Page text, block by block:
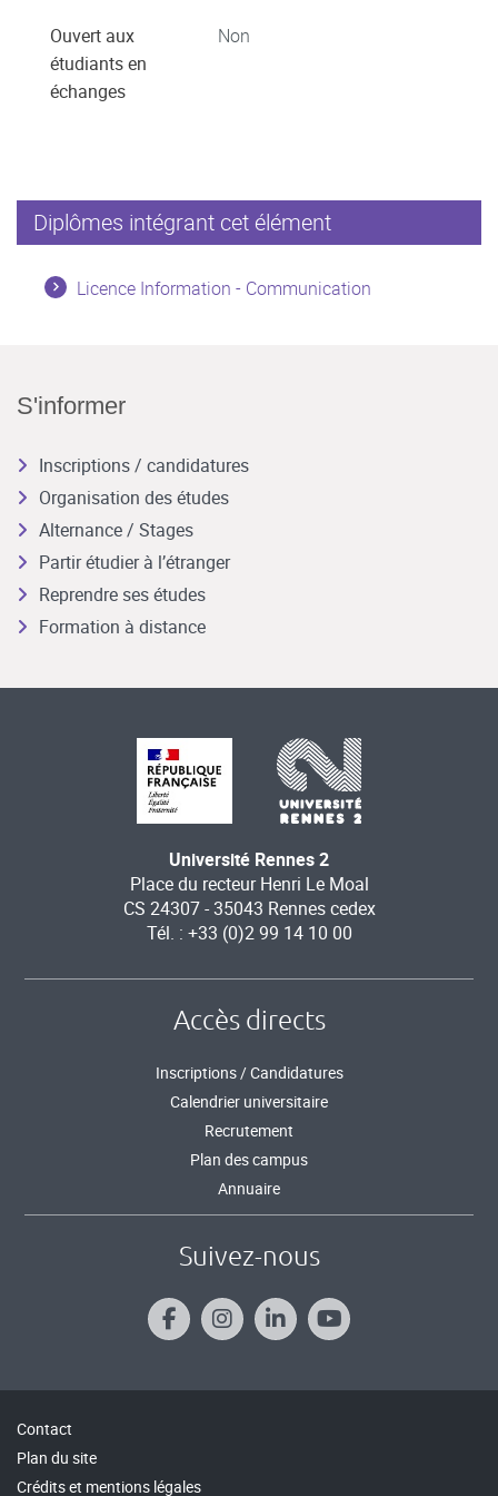
Ouvert aux
étudiants en
échanges
Non
Diplômes intégrant cet élément
Licence Information - Communication
S'informer
Inscriptions / candidatures
Organisation des études
Alternance / Stages
Partir étudier à l’étranger
Reprendre ses études
Formation à distance
Université Rennes 2
Place du recteur Henri Le Moal
CS 24307 - 35043 Rennes cedex
Tél. : +33 (0)2 99 14 10 00
Accès directs
Inscriptions / Candidatures
Calendrier universitaire
Recrutement
Plan des campus
Annuaire
Suivez-nous
Contact
Plan du site
Crédits et mentions légales